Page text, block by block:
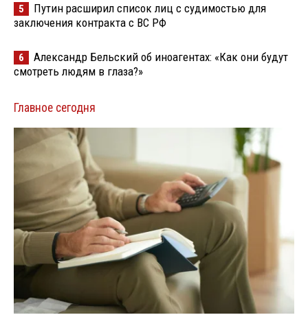
5
Путин расширил список лиц с судимостью для
заключения контракта с ВС РФ
6
Александр Бельский об иноагентах: «Как они будут
смотреть людям в глаза?»
Главное сегодня